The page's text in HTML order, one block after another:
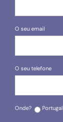
O seu email
O seu telefone
Onde? Portugal